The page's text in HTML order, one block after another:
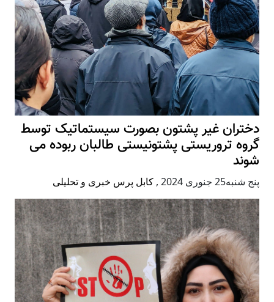
دختران غیر پشتون بصورت سیستماتیک توسط
گروه تروریستی پشتونیستی طالبان ربوده می
شوند
پنج شنبه25 جنوری 2024 , کابل پرس خبری و تحلیلی